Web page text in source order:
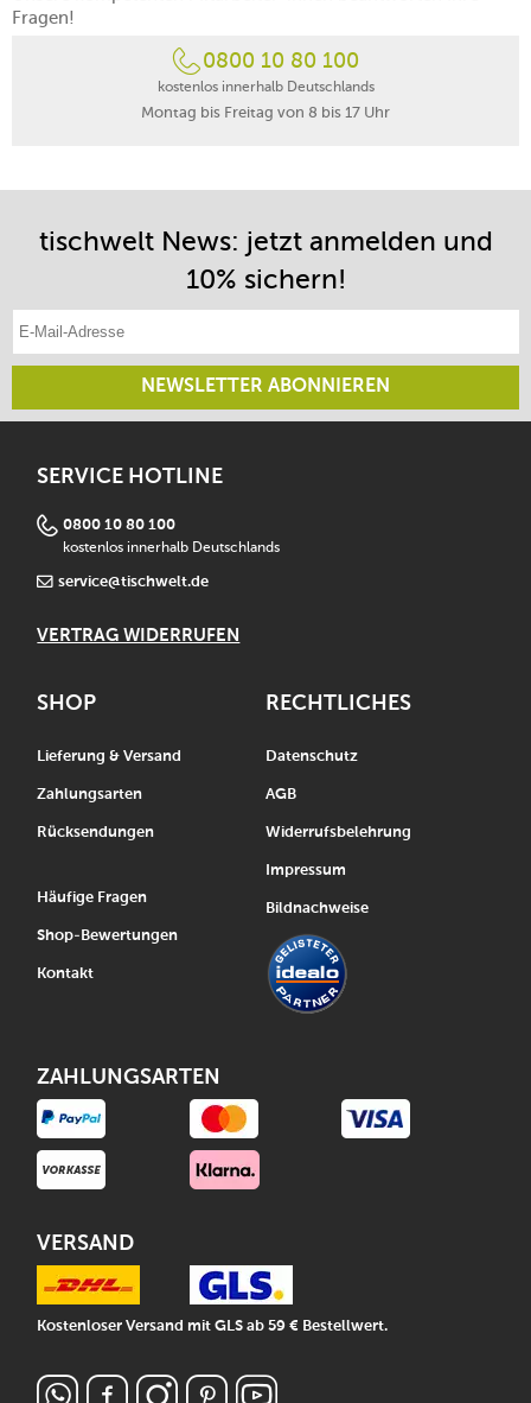
Fragen!
0800 10 80 100
kostenlos innerhalb Deutschlands
Montag bis Freitag von 8 bis 17 Uhr
tischwelt News: jetzt anmelden und
10% sichern!
NEWSLETTER ABONNIEREN
SERVICE HOTLINE
0800 10 80 100
kostenlos innerhalb Deutschlands
service@tischwelt.de
VERTRAG WIDERRUFEN
SHOP
Lieferung & Versand
Zahlungsarten
Rücksendungen
Häufige Fragen
Shop-Bewertungen
Kontakt
RECHTLICHES
Datenschutz
AGB
Widerrufsbelehrung
Impressum
Bildnachweise
ZAHLUNGSARTEN
VERSAND
Kostenloser Versand mit GLS ab 59 € Bestellwert.